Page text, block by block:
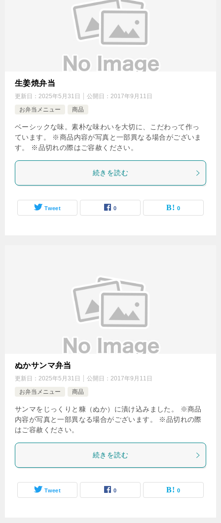
生姜焼弁当
更新日： 2025年5月31日 公開日： 2017年9月11日
お弁当メニュー
商品
ベーシックな味。素朴な味わいを大切に、こだわって作っ
ています。 ※商品内容が写真と一部異なる場合がございま
す。 ※品切れの際はご容赦ください。
続きを読む
Tweet 0 0
ぬかサンマ弁当
更新日： 2025年5月31日 公開日： 2017年9月11日
お弁当メニュー
商品
サンマをじっくりと糠（ぬか）に漬け込みました。 ※商品
内容が写真と一部異なる場合がございます。 ※品切れの際
はご容赦ください。
続きを読む
Tweet 0 0